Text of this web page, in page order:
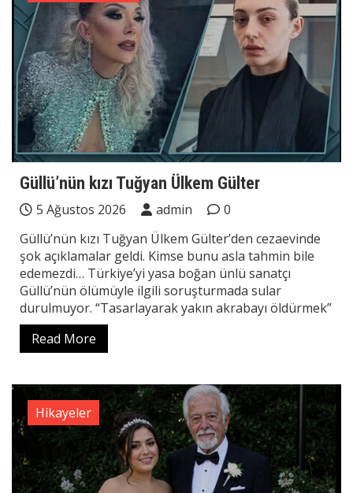
Güllü’nün kızı Tuğyan Ülkem Gülter
5 Ağustos 2026 admin
0
Güllü’nün kızı Tuğyan Ülkem Gülter’den cezaevinde
şok açıklamalar geldi. Kimse bunu asla tahmin bile
edemezdi… Türkiye’yi yasa boğan ünlü sanatçı
Güllü’nün ölümüyle ilgili soruşturmada sular
durulmuyor. “Tasarlayarak yakın akrabayı öldürmek”
Read More
Hikayeler